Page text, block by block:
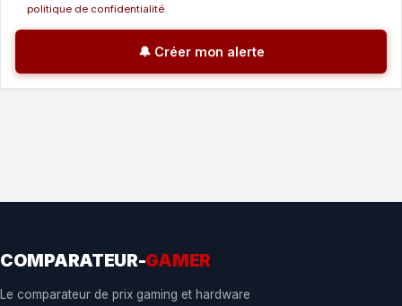
politique de confidentialité.
🔔 Créer mon alerte
COMPARATEUR-GAMER
Le comparateur de prix gaming et hardware